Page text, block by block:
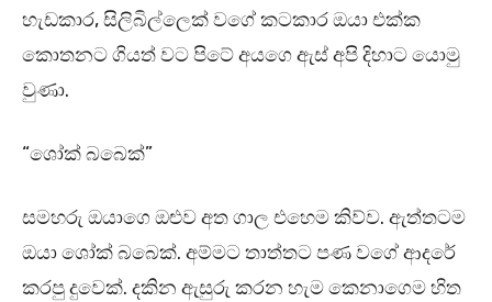
හැඩකාර, සිලිබිල්ලෙක් වගේ කටකාර ඔයා එක්ක
කොතනට ගියත් වට පිටේ අයගෙ ඇස් අපි දිහාට යොමු
වුණා.
“ශෝක් බබෙක්”
සමහරු ඔයාගෙ ඔළුව අත ගාල එහෙම කිව්ව. ඇත්තටම
ඔයා ශෝක් බබෙක්. අම්මට තාත්තට පණ වගේ ආදරේ
කරපු දුවෙක්. දකින ඇසුරු කරන හැම කෙනාගෙම හිත